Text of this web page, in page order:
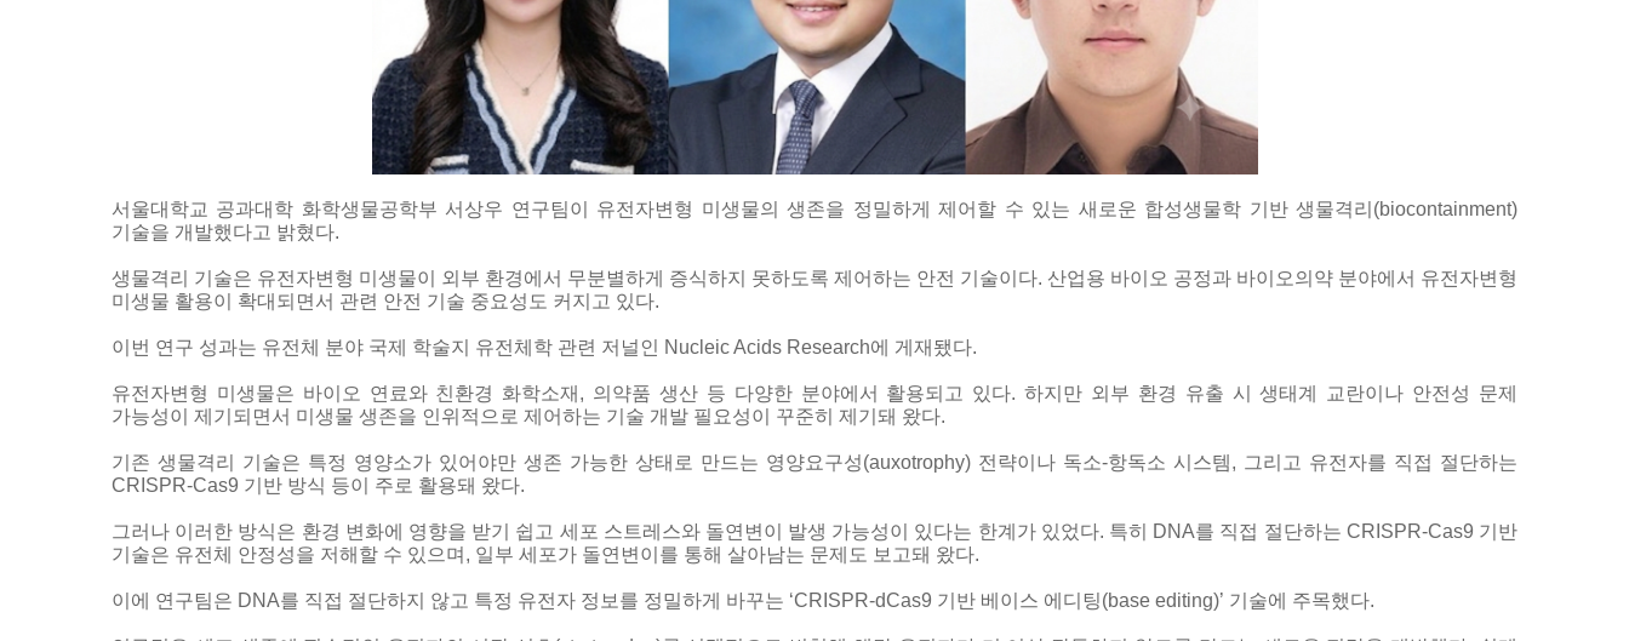
서울대학교 공과대학 화학생물공학부 서상우 연구팀이 유전자변형 미생물의 생존을 정밀하게 제어할 수 있는 새로운 합성생물학 기반 생물격리(biocontainment)
기술을 개발했다고 밝혔다.
생물격리 기술은 유전자변형 미생물이 외부 환경에서 무분별하게 증식하지 못하도록 제어하는 안전 기술이다. 산업용 바이오 공정과 바이오의약 분야에서 유전자변형
미생물 활용이 확대되면서 관련 안전 기술 중요성도 커지고 있다.
이번 연구 성과는 유전체 분야 국제 학술지 유전체학 관련 저널인 Nucleic Acids Research에 게재됐다.
유전자변형 미생물은 바이오 연료와 친환경 화학소재, 의약품 생산 등 다양한 분야에서 활용되고 있다. 하지만 외부 환경 유출 시 생태계 교란이나 안전성 문제
가능성이 제기되면서 미생물 생존을 인위적으로 제어하는 기술 개발 필요성이 꾸준히 제기돼 왔다.
기존 생물격리 기술은 특정 영양소가 있어야만 생존 가능한 상태로 만드는 영양요구성(auxotrophy) 전략이나 독소-항독소 시스템, 그리고 유전자를 직접 절단하는
CRISPR-Cas9 기반 방식 등이 주로 활용돼 왔다.
그러나 이러한 방식은 환경 변화에 영향을 받기 쉽고 세포 스트레스와 돌연변이 발생 가능성이 있다는 한계가 있었다. 특히 DNA를 직접 절단하는 CRISPR-Cas9 기반
기술은 유전체 안정성을 저해할 수 있으며, 일부 세포가 돌연변이를 통해 살아남는 문제도 보고돼 왔다.
이에 연구팀은 DNA를 직접 절단하지 않고 특정 유전자 정보를 정밀하게 바꾸는 ‘CRISPR-dCas9 기반 베이스 에디팅(base editing)’ 기술에 주목했다.